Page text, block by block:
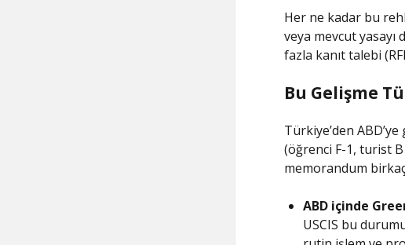
Her ne kadar bu
veya mevcut
fazla kanıt talebi
Bu Gelişme
Türkiye’den
(öğrenci F-1, turist
memorandum
ABD içinde
USCIS bu